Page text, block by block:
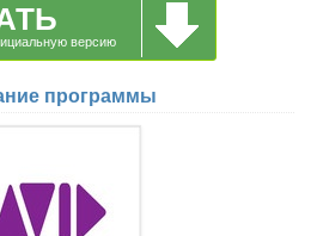
версию
программы